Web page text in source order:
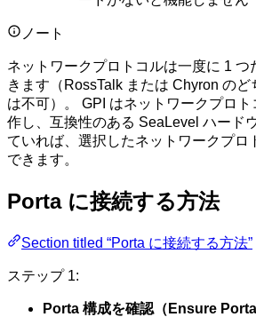
ノート
ネットワークプロトコルは一度に 1 つ
きます（RossTalk または Chyron の
は不可）。 GPI はネットワークプロ
作し、互換性のある SeaLevel ハード
ていれば、選択したネットワークプロ
できます。
Porta に接続する方法
Section titled “Porta に接続する方法”
ステップ 1:
Porta 構成を確認（Ensure